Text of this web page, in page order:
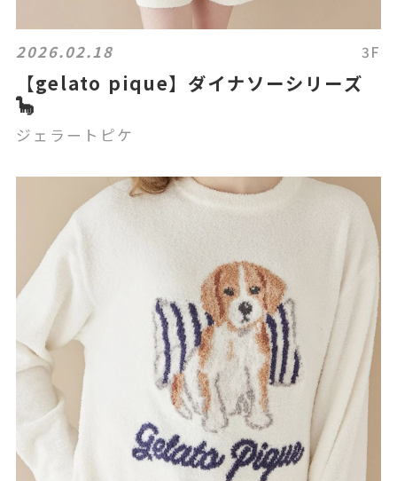
2026.02.18 3F
【gelato pique】ダイナソーシリーズ
🦕
ジェラートピケ